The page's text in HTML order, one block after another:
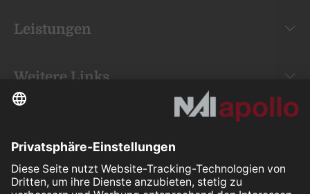
Leistungen
Weitere Links
Your space is
our mission.
Folgen Sie uns auf: